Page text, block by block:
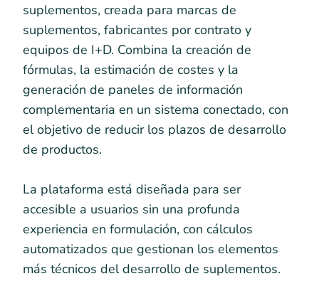
suplementos, creada para marcas de
suplementos, fabricantes por contrato y
equipos de I+D. Combina la creación de
fórmulas, la estimación de costes y la
generación de paneles de información
complementaria en un sistema conectado, con
el objetivo de reducir los plazos de desarrollo
de productos.
La plataforma está diseñada para ser
accesible a usuarios sin una profunda
experiencia en formulación, con cálculos
automatizados que gestionan los elementos
más técnicos del desarrollo de suplementos.